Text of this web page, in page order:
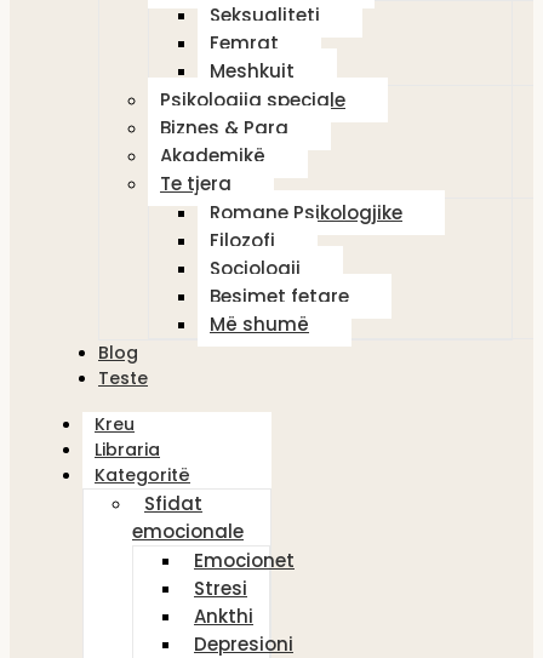
Seksualiteti
Femrat
Meshkujt
Psikologjia speciale
Biznes & Para
Akademikë
Te tjera
Romane Psikologjike
Filozofi
Sociologji
Besimet fetare
Më shumë
Blog
Teste
Kreu
Libraria
Kategoritë
Sfidat
emocionale
Emocionet
Stresi
Ankthi
Depresioni